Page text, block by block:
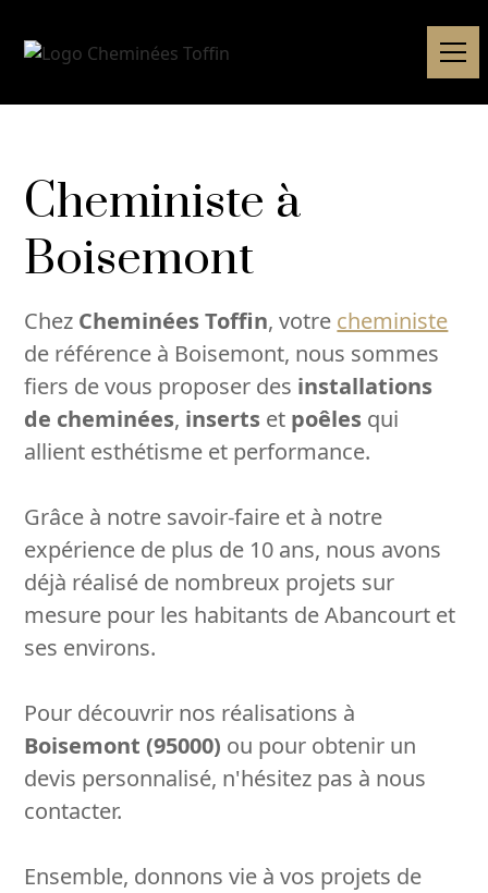
Cheministe à
Boisemont
Chez Cheminées Toffin, votre cheministe
de référence à Boisemont, nous sommes
fiers de vous proposer des installations
de cheminées, inserts et poêles qui
allient esthétisme et performance.
Grâce à notre savoir-faire et à notre
expérience de plus de 10 ans, nous avons
déjà réalisé de nombreux projets sur
mesure pour les habitants de Abancourt et
ses environs.
Pour découvrir nos réalisations à
Boisemont (95000) ou pour obtenir un
devis personnalisé, n'hésitez pas à nous
contacter.
Ensemble, donnons vie à vos projets de